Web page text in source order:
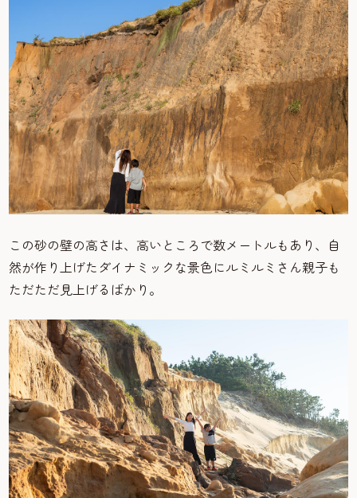
この砂の壁の高さは、高いところで数メートルもあり、自
然が作り上げたダイナミックな景色にルミルミさん親子も
ただただ見上げるばかり。